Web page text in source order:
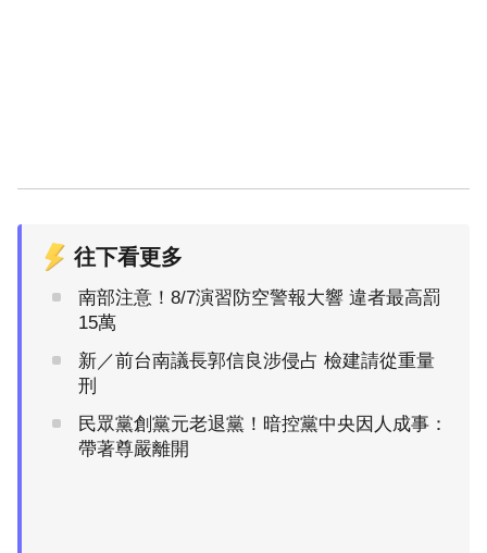
往下看更多
南部注意！8/7演習防空警報大響 違者最高罰
15萬
新／前台南議長郭信良涉侵占 檢建請從重量
刑
民眾黨創黨元老退黨！暗控黨中央因人成事：
帶著尊嚴離開